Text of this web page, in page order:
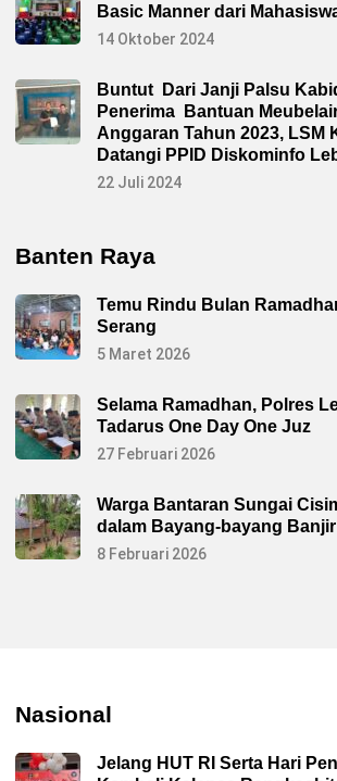
Basic Manner dari
14 Oktober 2024
Buntut Dari Janji Palsu
Penerima Bantuan
Anggaran Tahun 2023, LSM
Datangi PPID Diskominfo
22 Juli 2024
Banten Raya
Temu Rindu Bulan
Serang
5 Maret 2026
Selama Ramadhan, Polres
Tadarus One Day One Juz
27 Februari 2026
Warga Bantaran Sungai
dalam Bayang-bayang Banjir
8 Februari 2026
Nasional
Jelang HUT RI Serta Hari